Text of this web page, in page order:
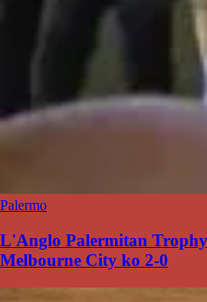
Palermo
L'Anglo Palermitan
Melbourne City ko 2-0